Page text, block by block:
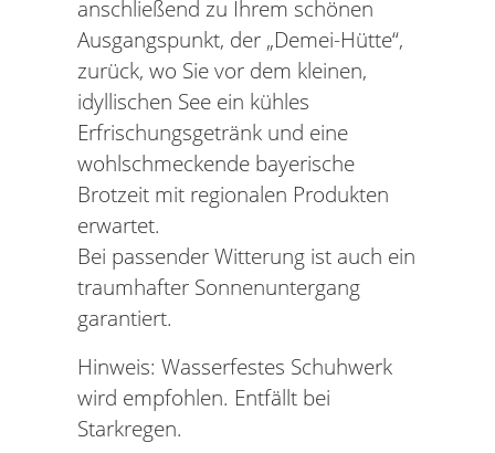
anschließend zu Ihrem schönen
Ausgangspunkt, der „Demei-Hütte“,
zurück, wo Sie vor dem kleinen,
idyllischen See ein kühles
Erfrischungsgetränk und eine
wohlschmeckende bayerische
Brotzeit mit regionalen Produkten
erwartet.
Bei passender Witterung ist auch ein
traumhafter Sonnenuntergang
garantiert.
Hinweis: Wasserfestes Schuhwerk
wird empfohlen. Entfällt bei
Starkregen.